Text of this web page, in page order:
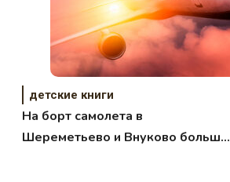
детские книги
На борт самолета в
Шереметьево и Внуково больше